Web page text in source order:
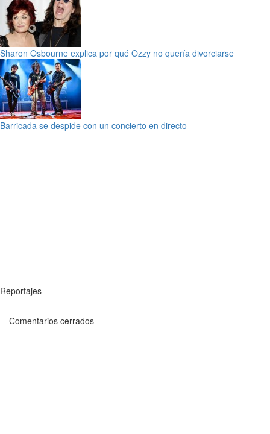
Sharon Osbourne explica por qué Ozzy no quería divorciarse
Barricada se despide con un concierto en directo
Reportajes
Comentarios cerrados